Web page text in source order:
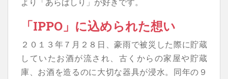
「IPPO」に込められた想い
２０１３年７月２８日、豪雨で被災した際に貯蔵
していたお酒が流され、古くからの家屋や貯蔵
庫、お酒を造るのに大切な器具が浸水。同年の９